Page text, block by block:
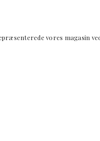
vores magasin